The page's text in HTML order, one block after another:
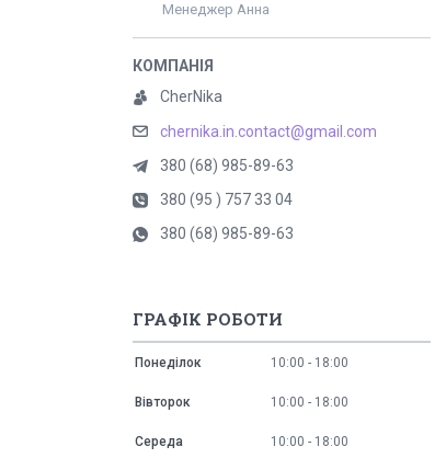
Менеджер Анна
CherNika
chernika.in.contact@gmail.com
380 (68) 985-89-63
380 (95 ) 757 33 04
380 (68) 985-89-63
ГРАФІК РОБОТИ
Понеділок 10:00 18:00
Вівторок 10:00 18:00
Середа 10:00 18:00